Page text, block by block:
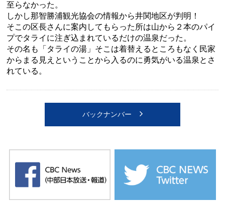
至らなかった。
しかし那智勝浦観光協会の情報から井関地区が判明！
そこの区長さんに案内してもらった所は山から２本のパイ
プでタライに注ぎ込まれているだけの温泉だった。
その名も「タライの湯」そこは着替えるところもなく民家
からまる見えということから入るのに勇気がいる温泉とさ
れている。
バックナンバー